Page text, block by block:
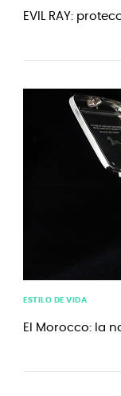
EVIL RAY:
ESTILO DE VIDA
El Morocco: la